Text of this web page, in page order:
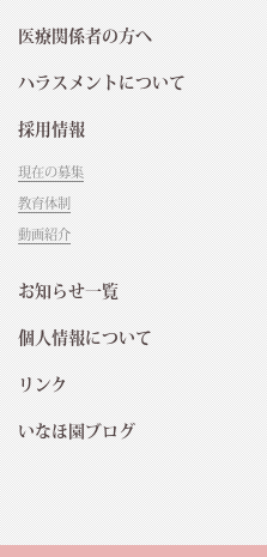
医療関係者の方へ
ハラスメントについて
採用情報
現在の募集
教育体制
動画紹介
お知らせ一覧
個人情報について
リンク
いなほ園ブログ